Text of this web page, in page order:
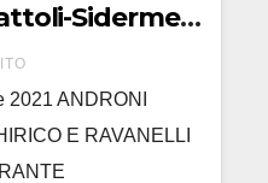
Sidermec
e Simone
2021 ANDRONI
E RAVANELLI